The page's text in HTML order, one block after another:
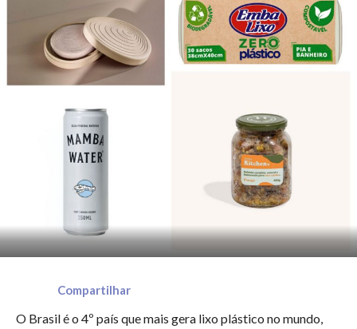
Compartilhar
O Brasil é o 4º país que mais gera lixo plástico no mundo,